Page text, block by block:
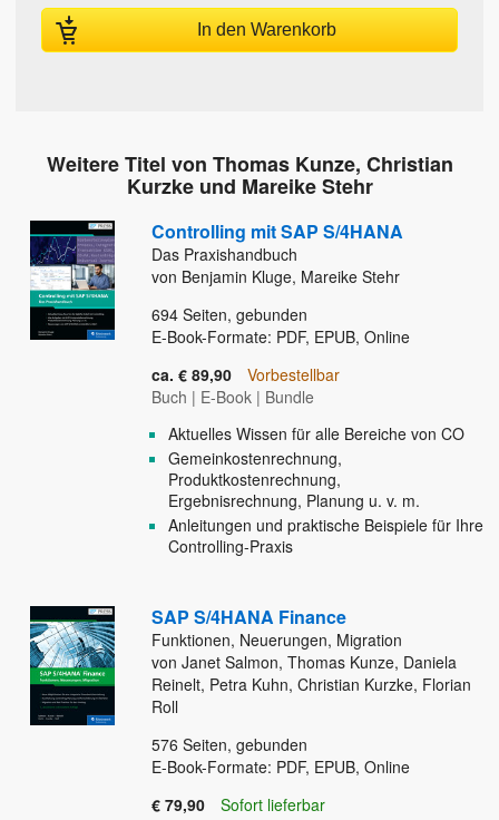
In den Warenkorb
Weitere Titel von Thomas Kunze, Christian
Kurzke und Mareike Stehr
Controlling mit SAP S/4HANA
Das Praxishandbuch
von Benjamin Kluge, Mareike Stehr
694 Seiten, gebunden
E-Book-Formate: PDF, EPUB, Online
ca. € 89,90
Vorbestellbar
Buch | E-Book | Bundle
Aktuelles Wissen für alle Bereiche von CO
Gemeinkostenrechnung,
Produktkostenrechnung,
Ergebnisrechnung, Planung u. v. m.
Anleitungen und praktische Beispiele für Ihre
Controlling-Praxis
SAP S/4HANA Finance
Funktionen, Neuerungen, Migration
von Janet Salmon, Thomas Kunze, Daniela
Reinelt, Petra Kuhn, Christian Kurzke, Florian
Roll
576 Seiten, gebunden
E-Book-Formate: PDF, EPUB, Online
€ 79,90
Sofort lieferbar